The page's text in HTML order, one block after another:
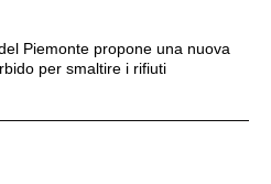
Piemonte propone una nuova
per smaltire i rifiuti